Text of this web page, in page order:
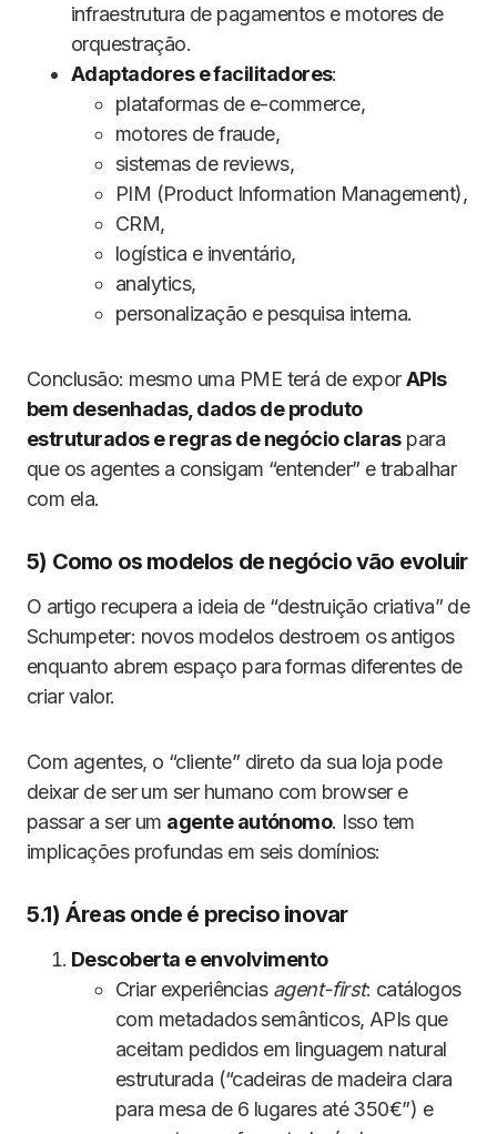
infraestrutura de pagamentos e motores de
orquestração.
Adaptadores e facilitadores:
plataformas de e-commerce,
motores de fraude,
sistemas de reviews,
PIM (Product Information Management),
CRM,
logística e inventário,
analytics,
personalização e pesquisa interna.
Conclusão: mesmo uma PME terá de exporAPIs
bem desenhadas, dados de produto
estruturados e regras de negócio claraspara
que os agentes a consigam “entender” e trabalhar
com ela.
5) Como os modelos de negócio vão evoluir
O artigo recupera a ideia de “destruição criativa” de
Schumpeter: novos modelos destroem os antigos
enquanto abrem espaço para formas diferentes de
criar valor.
Com agentes, o “cliente” direto da sua loja pode
deixar de ser um ser humano com browser e
passar a ser um agente autónomo. Isso tem
implicações profundas em seis domínios:
5.1) Áreas onde é preciso inovar
Descoberta e envolvimento
Criar experiências agent-first: catálogos
com metadados semânticos, APIs que
aceitam pedidos em linguagem natural
estruturada (“cadeiras de madeira clara
para mesa de 6 lugares até 350€”) e